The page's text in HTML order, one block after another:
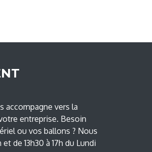
accompagne vers la
entreprise. Besoin
ou vos ballons ? Nous
de 13h30 à 17h du Lundi